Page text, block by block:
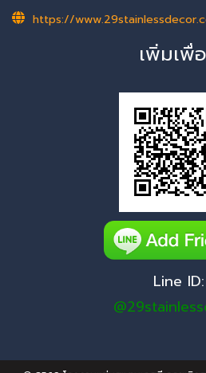
https://
เพิ่มเพื่
Line ID: